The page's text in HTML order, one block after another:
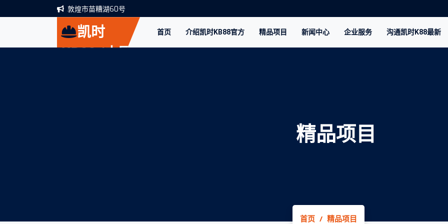
敦煌市苗糟湖60号
凯时
KB88·(中国
首页 介绍凯时KB88官方 精品项目 新闻中心 企业服务 沟通凯时K88最新
精品项目
首页 精品项目